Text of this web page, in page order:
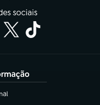
sociais
aba)